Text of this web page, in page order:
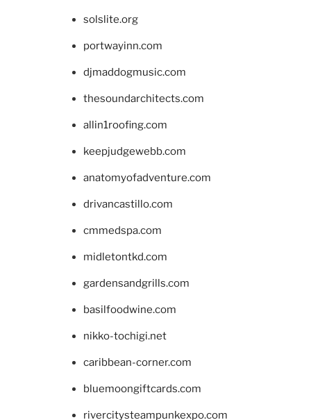
solslite.org
portwayinn.com
djmaddogmusic.com
thesoundarchitects.com
allin1roofing.com
keepjudgewebb.com
anatomyofadventure.com
drivancastillo.com
cmmedspa.com
midletontkd.com
gardensandgrills.com
basilfoodwine.com
nikko-tochigi.net
caribbean-corner.com
bluemoongiftcards.com
rivercitysteampunkexpo.com